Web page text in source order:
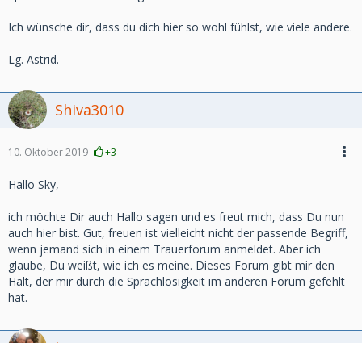
Ich wünsche dir, dass du dich hier so wohl fühlst, wie viele andere.
Lg. Astrid.
Shiva3010
10. Oktober 2019 +3
Hallo Sky,
ich möchte Dir auch Hallo sagen und es freut mich, dass Du nun
auch hier bist. Gut, freuen ist vielleicht nicht der passende Begriff,
wenn jemand sich in einem Trauerforum anmeldet. Aber ich
glaube, Du weißt, wie ich es meine. Dieses Forum gibt mir den
Halt, der mir durch die Sprachlosigkeit im anderen Forum gefehlt
hat.